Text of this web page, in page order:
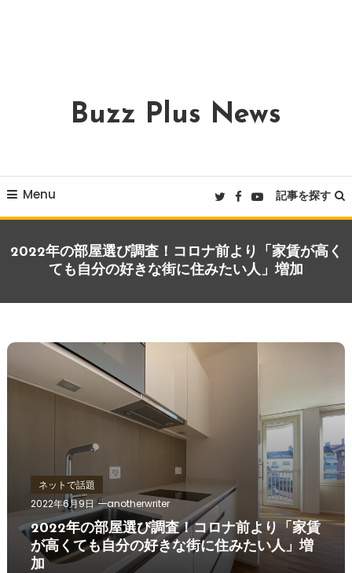
Buzz Plus News
Menu 記事を探す
2022年の部屋選び調査！コロナ前より「家賃が高く
ても自分の好きな街に住みたい人」増加
ネットで話題
2022年6月9日
anotherwriter
2022年の部屋選び調査！コロナ前より「家賃
が高くても自分の好きな街に住みたい人」増
加